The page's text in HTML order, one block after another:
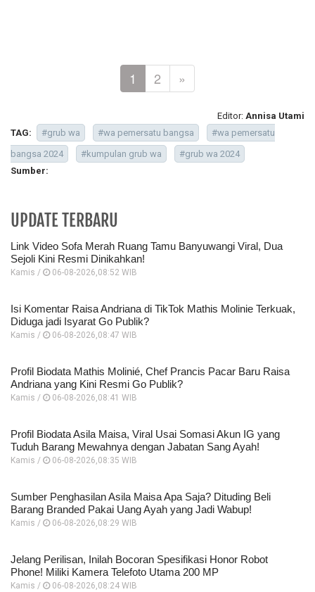
1 2 »
Editor: Annisa Utami
TAG:
#grub wa #wa pemersatu bangsa
#wa pemersatu
bangsa 2024
#kumpulan grub wa
#grub wa 2024
Sumber:
UPDATE TERBARU
Link Video Sofa Merah Ruang Tamu Banyuwangi Viral, Dua
Sejoli Kini Resmi Dinikahkan!
Kamis / 06-08-2026,08:52 WIB
Isi Komentar Raisa Andriana di TikTok Mathis Molinie Terkuak,
Diduga jadi Isyarat Go Publik?
Kamis / 06-08-2026,08:47 WIB
Profil Biodata Mathis Molinié, Chef Prancis Pacar Baru Raisa
Andriana yang Kini Resmi Go Publik?
Kamis / 06-08-2026,08:41 WIB
Profil Biodata Asila Maisa, Viral Usai Somasi Akun IG yang
Tuduh Barang Mewahnya dengan Jabatan Sang Ayah!
Kamis / 06-08-2026,08:35 WIB
Sumber Penghasilan Asila Maisa Apa Saja? Dituding Beli
Barang Branded Pakai Uang Ayah yang Jadi Wabup!
Kamis / 06-08-2026,08:29 WIB
Jelang Perilisan, Inilah Bocoran Spesifikasi Honor Robot
Phone! Miliki Kamera Telefoto Utama 200 MP
Kamis / 06-08-2026,08:24 WIB